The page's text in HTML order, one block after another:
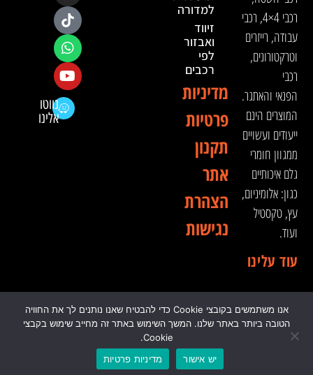
רכבי 4×4, רכבי
עבודה, רייזרים
וטרקטורונים,
רכבי
הפנאי והאתגר.
המוצרים הינם
ייעודים ועשויים
ממגוון חומרי
גלם איכותיים
כגון: אלומיניום,
עץ, טקסטיל
ועוד.
עוד עלינו
למדורה
זיווד
ואבזור
לפי
רכבים
מדיניות
פרטיות
תקנון
אתר
הצהרת
נגישות
נווטו
אלינו
© 2024 כל הזכויות שמורות לדה וינצ'י - הסדנא לאבזור
רכבי שטח
אנו משתמשים בקובצי Cookie כדי להבטיח שאנו נותנים לך את החוויה
הטובה ביותר באתר שלנו. המשך השימוש באתר זה מחייב שימוש בקבצי
Cookie.
יש אישור
מדיניות פרטיות